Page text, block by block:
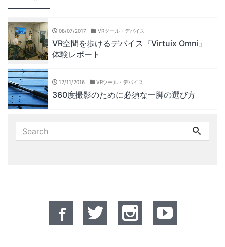
08/07/2017 VRツール・デバイス
VR空間を歩けるデバイス『Virtuix Omni』
体験レポート
12/11/2016 VRツール・デバイス
360度撮影のために必須な一脚の選び方